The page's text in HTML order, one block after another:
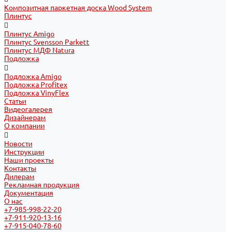
Композитная паркетная доска Wood System
Плинтус
Плинтус Amigo
Плинтус Svensson Parkett
Плинтус МДФ Natura
Подложка
Подложка Amigo
Подложка Profitex
Подложка VinyFlex
Статьи
Видеогалерея
Дизайнерам
О компании
Новости
Инструкции
Наши проекты
Контакты
Дилерам
Рекламная продукция
Документация
О нас
+7-985-998-22-20
+7-911-920-13-16
+7-915-040-78-60